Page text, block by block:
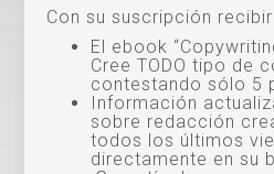
Con su suscripción
El ebook
Cree TODO tipo de
contestando sólo 5
Información
sobre redacción
todos los últimos
directamente en su